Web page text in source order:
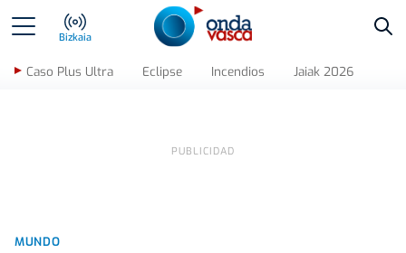
Bizkaia
Caso Plus Ultra Eclipse Incendios Jaiak 2026
MUNDO